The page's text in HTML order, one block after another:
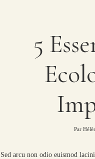
5
Par
Sed arcu non odio euismod